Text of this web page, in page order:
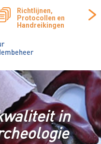
Richtlijnen,
Protocollen en
Handreikingen
in